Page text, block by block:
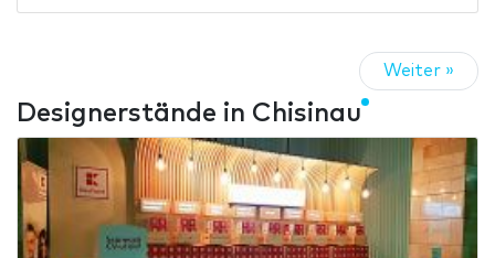
Weiter »
Designerstände in Chisinau